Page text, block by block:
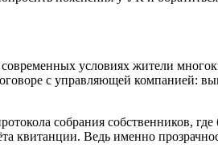
условиях жители
с управляющей компанией:
собрания собственников, где
квитанции. Ведь именно